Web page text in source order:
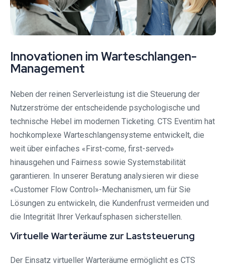
Innovationen im Warteschlangen-
Management
Neben der reinen Serverleistung ist die Steuerung der
Nutzerströme der entscheidende psychologische und
technische Hebel im modernen Ticketing. CTS Eventim hat
hochkomplexe Warteschlangensysteme entwickelt, die
weit über einfaches «First-come, first-served»
hinausgehen und Fairness sowie Systemstabilität
garantieren. In unserer Beratung analysieren wir diese
«Customer Flow Control»-Mechanismen, um für Sie
Lösungen zu entwickeln, die Kundenfrust vermeiden und
die Integrität Ihrer Verkaufsphasen sicherstellen.
Virtuelle Warteräume zur Laststeuerung
Der Einsatz virtueller Warteräume ermöglicht es CTS